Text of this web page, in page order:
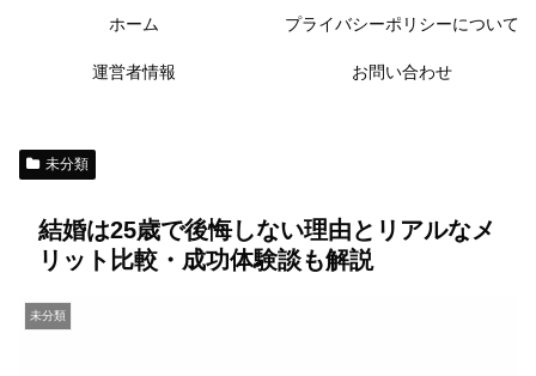
ホーム プライバシーポリシーについて
運営者情報 お問い合わせ
未分類
結婚は25歳で後悔しない理由とリアルなメ
リット比較・成功体験談も解説
未分類